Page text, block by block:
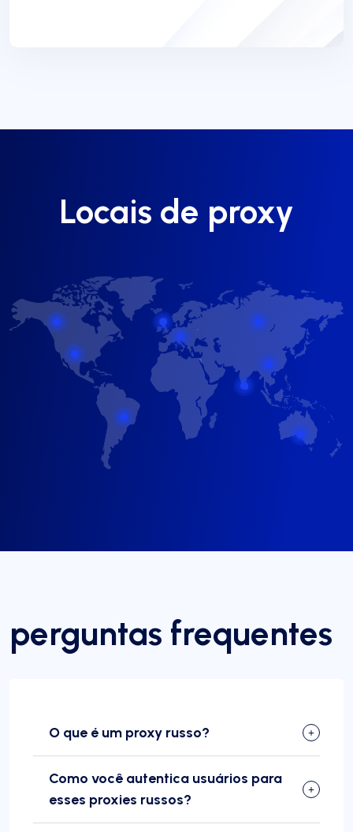
Locais de proxy
perguntas frequentes
O que é um proxy russo?
Como você autentica usuários para
esses proxies russos?